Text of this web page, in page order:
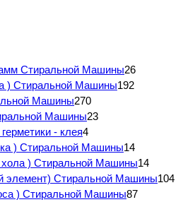
Стиральной Машины26
) Стиральной Машины192
Машины270
Машины23
- клея4
) Стиральной Машины14
хола ) Стиральной Машины14
элемент) Стиральной Машины104
) Стиральной Машины87